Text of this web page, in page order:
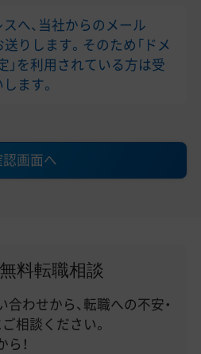
へ、当社からのメール
りします。そのため「ドメ
を利用されている方は受
ます。
画面へ
料転職相談
わせから、転職への不安・
相談ください。
！